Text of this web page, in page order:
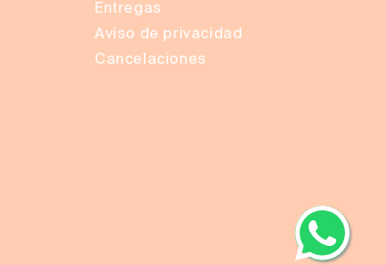
Entregas
Aviso de privacidad
Cancelaciones